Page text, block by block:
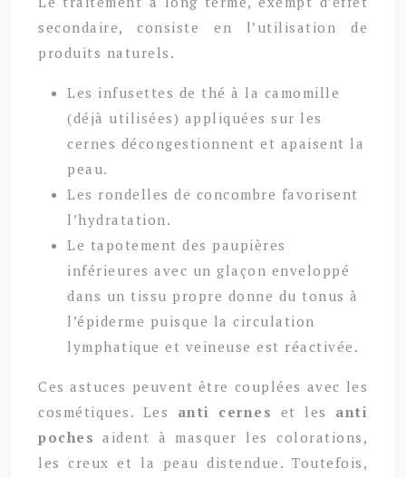
secondaire, consiste en l’utilisation de
produits naturels.
Les infusettes de thé à la camomille
(déjà utilisées) appliquées sur les
cernes décongestionnent et apaisent la
peau.
Les rondelles de concombre favorisent
l’hydratation.
Le tapotement des paupières
inférieures avec un glaçon enveloppé
dans un tissu propre donne du tonus à
l’épiderme puisque la circulation
lymphatique et veineuse est réactivée.
Ces astuces peuvent être couplées avec les
cosmétiques. Les anti cernes et les anti
poches aident à masquer les colorations,
les creux et la peau distendue. Toutefois,